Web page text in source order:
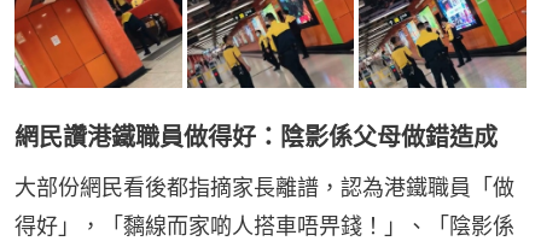
網民讚港鐵職員做得好：陰影係父母做錯造成
大部份網民看後都指摘家長離譜，認為港鐵職員「做
得好」，「黐線而家啲人搭車唔畀錢！」、「陰影係